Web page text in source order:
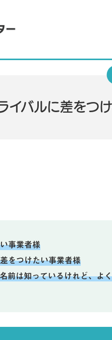
イバルに差をつ
事業者様
をつけたい事業者様
前は知っているけれど、よ